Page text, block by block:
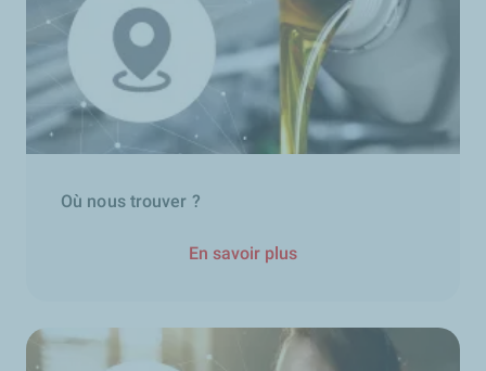
Où nous trouver ?
En savoir plus